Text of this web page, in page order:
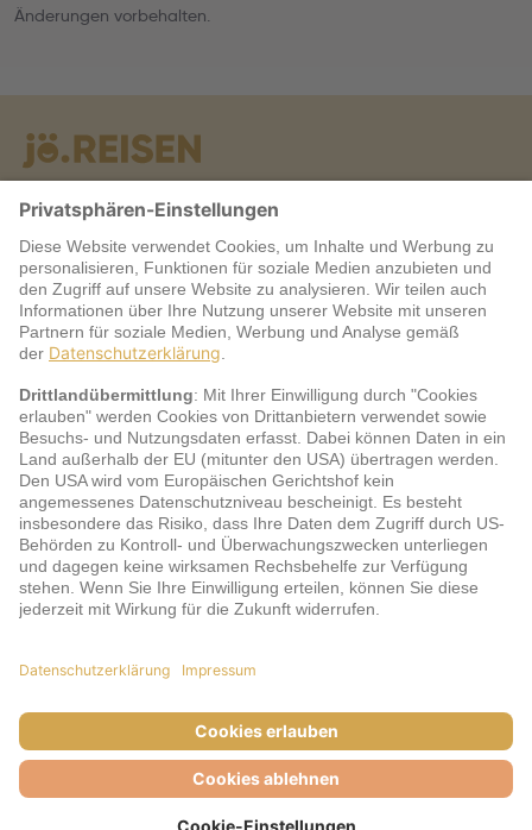
Änderungen vorbehalten.
Warum jö?
Service
jö Bonus Club Partner
Zahlungsarten & Sicherheit
AGB
Datenschutz